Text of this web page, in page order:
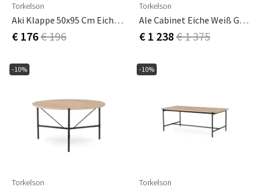
Torkelson
Aki Klappe 50x95 Cm Eiche Grau Gebeizt
€ 176€ 196
Torkelson
Ale Cabinet Eiche Weiß Geölt
€ 1 238€ 1 375
-10%
Torkelson
-10%
Torkelson